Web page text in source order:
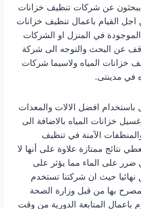
يبحثون عن شركات تنظيف خزانات
اجل القيام باعمال تنظيف خزانات
في المنزل او الشركات
عن البحث والتوجه الى شركة
خزانات المياه ولاسيما شركات
في مدينتى.
افضل الالات والمعدات
خزانات المياه بالاضافة الى
الآمنة في تنظيف
نتائج ممتازة علاوة على أنها لا
على الماء مما يؤثر على
نهائيا حيث ان شركتنا تستخدم
بها من قبل وزارة الصحة
باعمال المتابعة الدورية من وقت